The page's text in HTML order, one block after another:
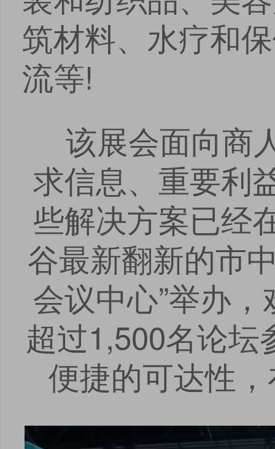
筑材料、水疗和
流等!
该展会面向商
求信息、重要利
些解决方案已经
谷最新翻新的市
会议中心”举办
超过1,500名论
便捷的可达性